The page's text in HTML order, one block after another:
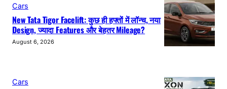
Cars
New Tata Tigor Facelift: कुछ ही हफ्तों में लॉन्च, नया
Design, ज्यादा Features और बेहतर Mileage?
August 6, 2026
Cars